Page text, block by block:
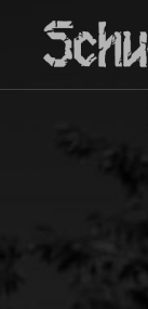
content